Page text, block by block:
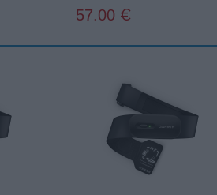
57.00 €